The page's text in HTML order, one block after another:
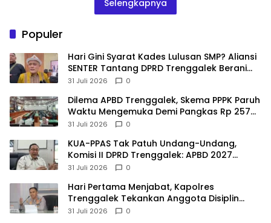
Selengkapnya
Populer
Hari Gini Syarat Kades Lulusan SMP? Aliansi
SENTER Tantang DPRD Trenggalek Berani
Gunakan Open Legal Policy!
31 Juli 2026 0
Dilema APBD Trenggalek, Skema PPPK Paruh
Waktu Mengemuka Demi Pangkas Rp 257
Miliar
31 Juli 2026 0
KUA-PPAS Tak Patuh Undang-Undang,
Komisi II DPRD Trenggalek: APBD 2027
Terancam Sanksi
31 Juli 2026 0
Hari Pertama Menjabat, Kapolres
Trenggalek Tekankan Anggota Disiplin
Hindari Pelanggaran
31 Juli 2026 0